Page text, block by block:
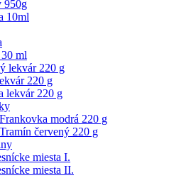
950g
10ml
ml
lekvár 220 g
220 g
lekvár 220 g
modrá 220 g
červený 220 g
miesta I.
miesta II.